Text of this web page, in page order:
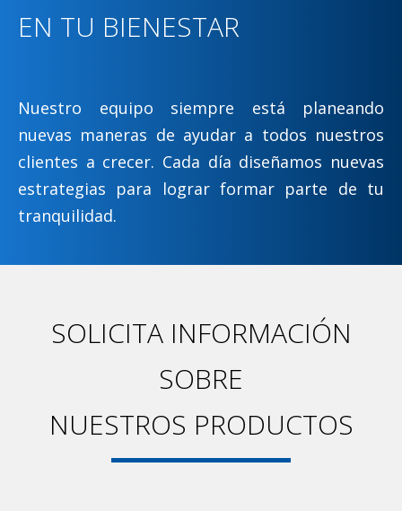
EN TU BIENESTAR
Nuestro equipo siempre está planeando
nuevas maneras de ayudar a todos nuestros
clientes a crecer. Cada día diseñamos nuevas
estrategias para lograr formar parte de tu
tranquilidad.
SOLICITA INFORMACIÓN
SOBRE
NUESTROS PRODUCTOS